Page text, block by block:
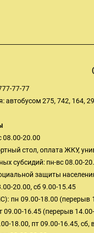
77-77
автобусом 275, 742, 164,
20.00
стол, оплата ЖКУ,
субсидий: пн-вс 08.00-
защиты
20.00, сб 9.00-15.45
пн 09.00-18.00 (перерыв
09.00-16.45 (перерыв
18.00, пт 09.00-16.45, сб,